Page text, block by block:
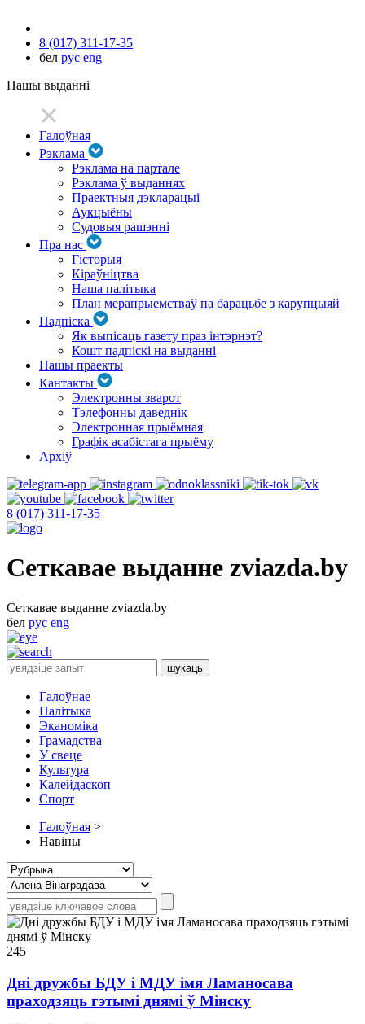
8 (017) 311-17-35
бел рус eng
Нашы выданні
Галоўная
Рэклама
Рэклама на партале
Рэклама ў выданнях
Праектныя дэкларацыі
Аукцыёны
Судовыя рашэнні
Пра нас
Гісторыя
Кіраўніцтва
Наша палітыка
План мерапрыемстваў па барацьбе з карупцыяй
Падпіска
Як выпісаць газету праз інтэрнэт?
Кошт падпіскі на выданні
Нашы праекты
Кантакты
Электронны зварот
Тэлефонны даведнік
Электронная прыёмная
Графік асабістага прыёму
Архіў
8 (017) 311-17-35
Сеткавае выданне zviazda.by
Сеткавае выданне zviazda.by
бел рус eng
Галоўнае
Палітыка
Эканоміка
Грамадства
У свеце
Культура
Калейдаскоп
Спорт
Галоўная >
Навіны
245
Дні дружбы БДУ і МДУ імя Ламаносава
праходзяць гэтымі днямі ў Мінску